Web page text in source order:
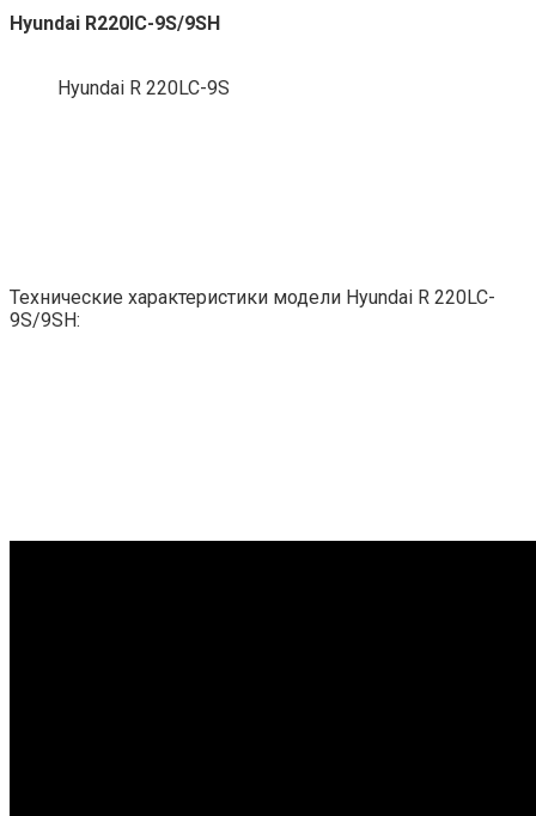
Hyundai R220lC-9S/9SH
Hyundai R 220LC-9S
Технические характеристики модели Hyundai R 220LC-
9S/9SH: